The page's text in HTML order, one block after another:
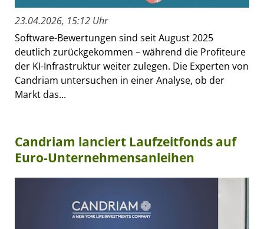
23.04.2026, 15:12 Uhr
Software-Bewertungen sind seit August 2025
deutlich zurückgekommen – während die Profiteure
der KI-Infrastruktur weiter zulegen. Die Experten von
Candriam untersuchen in einer Analyse, ob der
Markt das...
Candriam lanciert Laufzeitfonds auf
Euro-Unternehmensanleihen